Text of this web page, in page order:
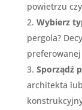
powietrzu
Wybierz
pergola?
Sporządź
architekta